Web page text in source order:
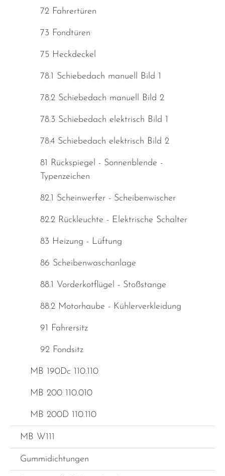
72 Fahrertüren
73 Fondtüren
75 Heckdeckel
78.1 Schiebedach manuell Bild 1
78.2 Schiebedach manuell Bild 2
78.3 Schiebedach elektrisch Bild 1
78.4 Schiebedach elektrisch Bild 2
81 Rückspiegel - Sonnenblende -
Typenzeichen
82.1 Scheinwerfer - Scheibenwischer
82.2 Rückleuchte - Elektrische Schalter
83 Heizung - Lüftung
86 Scheibenwaschanlage
88.1 Vorderkotflügel - Stoßstange
88.2 Motorhaube - Kühlerverkleidung
91 Fahrersitz
92 Fondsitz
MB 190Dc 110.110
MB 200 110.010
MB 200D 110.110
MB W111
Gummidichtungen